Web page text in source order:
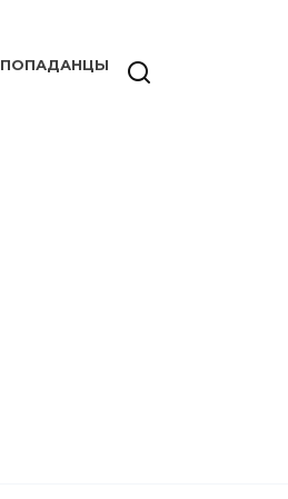
ПОПАДАНЦЫ